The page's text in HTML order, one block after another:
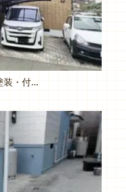
熊本市 東区 O様邸 外壁塗装・付帯塗装・基礎塗装